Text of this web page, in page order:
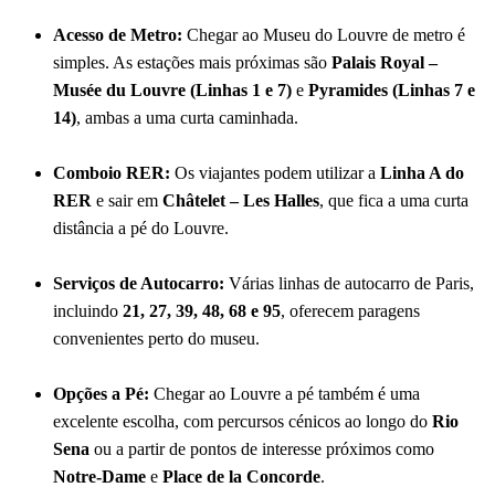
Acesso de Metro: Chegar ao Museu do Louvre de metro é
simples. As estações mais próximas são Palais Royal –
Musée du Louvre (Linhas 1 e 7) e Pyramides (Linhas 7 e
14), ambas a uma curta caminhada.
Comboio RER: Os viajantes podem utilizar a Linha A do
RER e sair em Châtelet – Les Halles, que fica a uma curta
distância a pé do Louvre.
Serviços de Autocarro: Várias linhas de autocarro de Paris,
incluindo 21, 27, 39, 48, 68 e 95, oferecem paragens
convenientes perto do museu.
Opções a Pé: Chegar ao Louvre a pé também é uma
excelente escolha, com percursos cénicos ao longo do Rio
Sena ou a partir de pontos de interesse próximos como
Notre-Dame e Place de la Concorde.